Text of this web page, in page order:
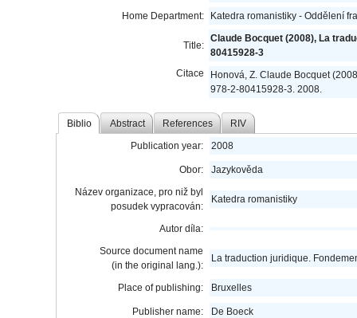
Home Department:
Katedra romanistiky - Oddělení
Title:
Claude Bocquet (2008), La
80415928-3
Citace
Honová, Z. Claude Bocquet
978-2-80415928-3. 2008.
Biblio Abstract References RIV
Publication year: 2008
Obor:
Jazykověda
Název organizace, pro niž byl
posudek vypracován:
Katedra romanistiky
Autor díla:
Source document name
(in the original lang.):
La traduction juridique.
Place of publishing: Bruxelles
Publisher name: De Boeck